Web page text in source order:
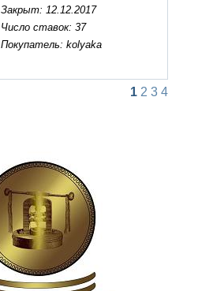
Закрыт: 12.12.2017
Число ставок: 37
Покупатель: kolyaka
1 2 3 4